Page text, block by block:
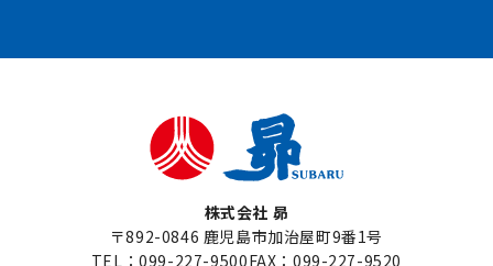
株式会社 昴
〒892-0846 鹿児島市加治屋町9番1号
TEL：099-227-9500FAX：099-227-9520